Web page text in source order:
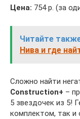
Цена: 754 р. (за
Читайте
Нива и где
Сложно найти
Construction+ –
5 звездочек из 5!
комплектом, так и